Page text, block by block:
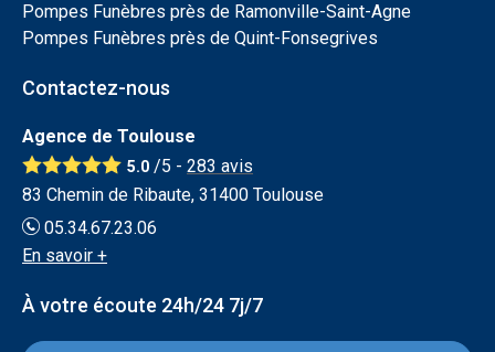
Pompes Funèbres près de Ramonville-Saint-Agne
Pompes Funèbres près de Quint-Fonsegrives
Contactez-nous
Agence de Toulouse
5.0 /5 - 283 avis
83 Chemin de Ribaute, 31400 Toulouse
05.34.67.23.06
En savoir +
À votre écoute 24h/24 7j/7